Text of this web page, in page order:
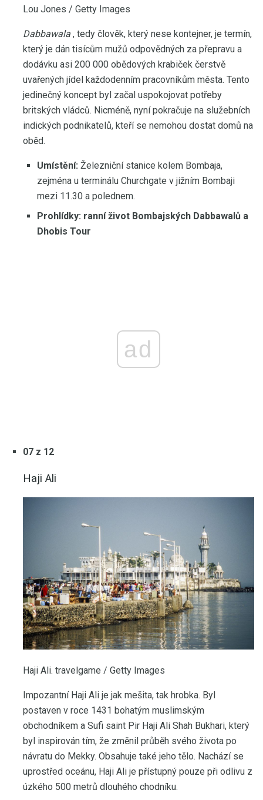
Lou Jones / Getty Images
Dabbawala , tedy člověk, který nese kontejner, je termín,
který je dán tisícům mužů odpovědných za přepravu a
dodávku asi 200 000 obědových krabiček čerstvě
uvařených jídel každodenním pracovníkům města. Tento
jedinečný koncept byl začal uspokojovat potřeby
britských vládců. Nicméně, nyní pokračuje na služebních
indických podnikatelů, kteří se nemohou dostat domů na
oběd.
Umístění: Železniční stanice kolem Bombaja,
zejména u terminálu Churchgate v jižním Bombaji
mezi 11.30 a polednem.
Prohlídky: ranní život Bombajských Dabbawalů a
Dhobis Tour
ad
07 z 12
Haji Ali
Haji Ali. travelgame / Getty Images
Impozantní Haji Ali je jak mešita, tak hrobka. Byl
postaven v roce 1431 bohatým muslimským
obchodníkem a Sufi saint Pir Haji Ali Shah Bukhari, který
byl inspirován tím, že změnil průběh svého života po
návratu do Mekky. Obsahuje také jeho tělo. Nachází se
uprostřed oceánu, Haji Ali je přístupný pouze při odlivu z
úzkého 500 metrů dlouhého chodníku.